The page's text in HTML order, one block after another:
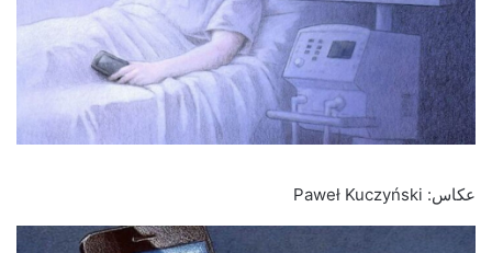
عکاس: Paweł Kuczyński